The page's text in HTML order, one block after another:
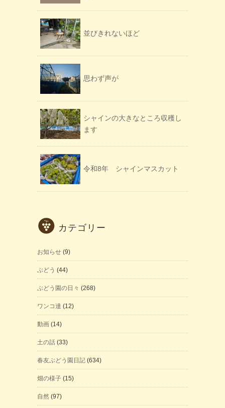
並びきれないほど
思わず声が
シャインの大きなところ収穫し
ます
令和8年 シャインマスカット
カテゴリー
お知らせ (9)
ぶどう (44)
ぶどう園の日々 (268)
ワンコ達 (12)
動画 (14)
土の話 (33)
春友ぶどう園日記 (634)
畑の様子 (15)
自然 (97)